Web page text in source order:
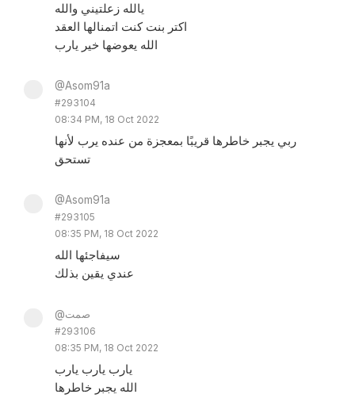
يالله زعلتيني والله
اكتر بنت كنت اتمنالها العقد
الله يعوضها خير يارب
@Asom91a
#293104
08:34 PM, 18 Oct 2022
ربي يجبر خاطرها قريبًا بمعجزة من عنده يرب لأنها
تستحق
@Asom91a
#293105
08:35 PM, 18 Oct 2022
سيفاجئها الله
عندي يقين بذلك
@صمت
#293106
08:35 PM, 18 Oct 2022
يارب يارب يارب
الله يجبر خاطرها